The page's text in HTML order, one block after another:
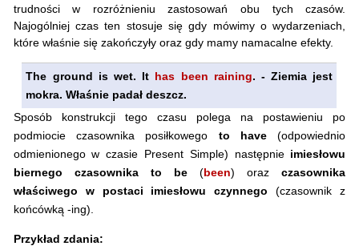
trudności w rozróżnieniu zastosowań obu tych czasów.
Najogólniej czas ten stosuje się gdy mówimy o wydarzeniach,
które właśnie się zakończyły oraz gdy mamy namacalne efekty.
The ground is wet. It has been raining. - Ziemia jest
mokra. Właśnie padał deszcz.
Sposób konstrukcji tego czasu polega na postawieniu po
podmiocie czasownika posiłkowego to have (odpowiednio
odmienionego w czasie Present Simple) następnie imiesłowu
biernego czasownika to be(been) orazczasownika
właściwego w postaci imiesłowu czynnego (czasownik z
końcówką -ing).
Przykład zdania: